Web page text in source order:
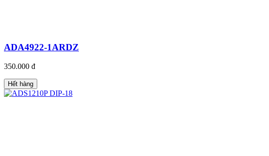
ADA4922-1ARDZ
350.000 đ
Hết hàng